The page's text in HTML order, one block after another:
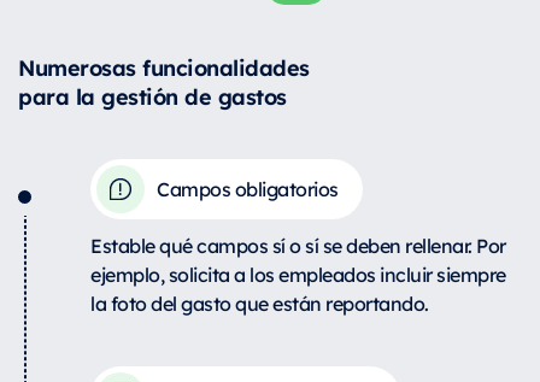
Numerosas funcionalidades
para la gestión de gastos
Campos obligatorios
Estable qué campos sí o sí se deben rellenar. Por
ejemplo, solicita a los empleados incluir siempre
la foto del gasto que están reportando.